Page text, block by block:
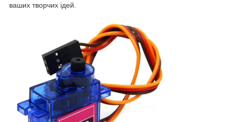
ваших творчих ідей.